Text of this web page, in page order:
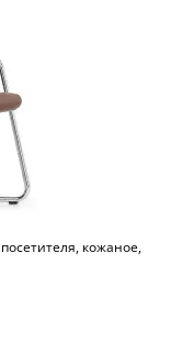
посетителя, кожаное,